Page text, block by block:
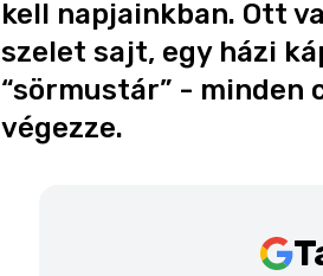
kell napjainkban. Ott
szelet sajt, egy házi
“sörmustár” - minden
végezze.